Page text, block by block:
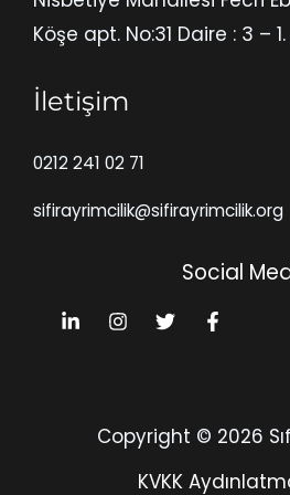
Köşe apt. No:31 Daire : 3 –
İletişim
0212 241 02 71
sifirayrimcilik@sifirayrimcilik.org
Social
Copyright © 2026
KVKK